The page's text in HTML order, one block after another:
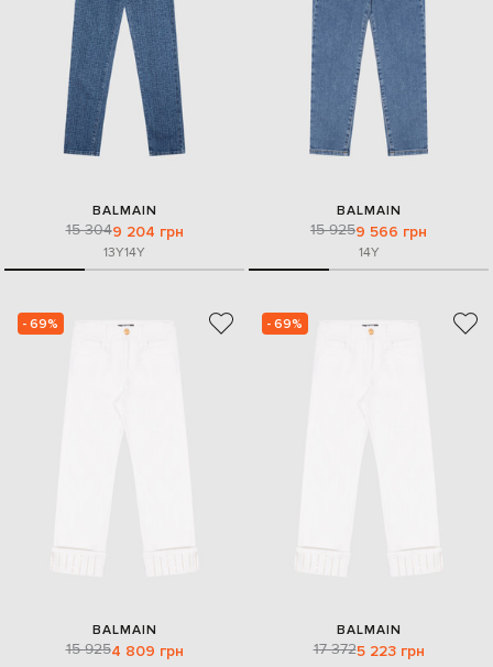
BALMAIN
15 3049 204 грн
13Y14Y
BALMAIN
15 9259 566 грн
14Y
- 69%
BALMAIN
15 9254 809 грн
- 69%
BALMAIN
17 3725 223 грн